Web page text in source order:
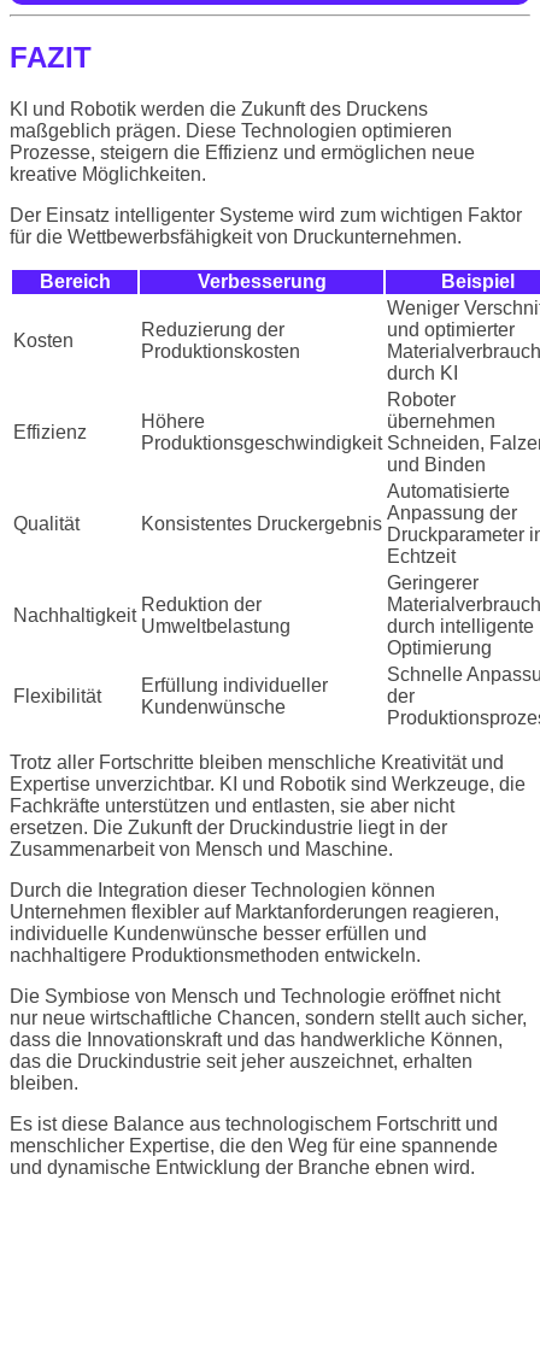
FAZIT
KI und Robotik werden die Zukunft des Druckens
maßgeblich prägen. Diese Technologien optimieren
Prozesse, steigern die Effizienz und ermöglichen neue
kreative Möglichkeiten.
Der Einsatz intelligenter Systeme wird zum wichtigen Faktor
für die Wettbewerbsfähigkeit von Druckunternehmen.
Bereich Verbesserung Beispiel
Kosten
Reduzierung der
Produktionskosten
Weniger
und optimierter
Materialverbrauch
durch KI
Effizienz
Höhere
Produktionsgeschwindigkeit
Roboter
übernehmen
Schneiden,
und Binden
Qualität Konsistentes Druckergebnis
Automatisierte
Anpassung der
Druckparameter
Echtzeit
Nachhaltigkeit
Reduktion der
Umweltbelastung
Geringerer
Materialverbrauch
durch intelligente
Optimierung
Flexibilität
Erfüllung individueller
Kundenwünsche
Schnelle
der
Trotz aller Fortschritte bleiben menschliche Kreativität und
Expertise unverzichtbar. KI und Robotik sind Werkzeuge, die
Fachkräfte unterstützen und entlasten, sie aber nicht
ersetzen. Die Zukunft der Druckindustrie liegt in der
Zusammenarbeit von Mensch und Maschine.
Durch die Integration dieser Technologien können
Unternehmen flexibler auf Marktanforderungen reagieren,
individuelle Kundenwünsche besser erfüllen und
nachhaltigere Produktionsmethoden entwickeln.
Die Symbiose von Mensch und Technologie eröffnet nicht
nur neue wirtschaftliche Chancen, sondern stellt auch sicher,
dass die Innovationskraft und das handwerkliche Können,
das die Druckindustrie seit jeher auszeichnet, erhalten
bleiben.
Es ist diese Balance aus technologischem Fortschritt und
menschlicher Expertise, die den Weg für eine spannende
und dynamische Entwicklung der Branche ebnen wird.